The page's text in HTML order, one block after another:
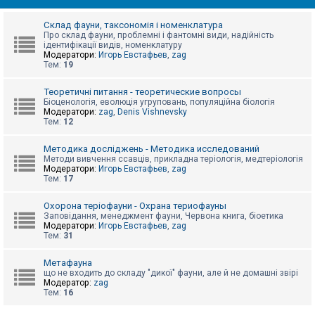
т
р
а
б
е
д
п
о
е
й
Склад фауни, таксономія і номенклатура
Про склад фауни, проблемні і фантомні види, надійність
ідентифікації видів, номенклатуру
Модератори: Игорь Евстафьев, zag
Тем: 19
Теоретичні питання - теоретические вопросы
Біоценологія, еволюція угруповань, популяційна біологія
Модератори: zag, Denis Vishnevsky
Тем: 12
Методика досліджень - Методика исследований
Методи вивчення ссавців, прикладна теріологія, медтеріологія
Модератори: Игорь Евстафьев, zag
Тем: 17
Охорона теріофауни - Охрана териофауны
Заповідання, менеджмент фауни, Червона книга, біоетика
Модератори: Игорь Евстафьев, zag
Тем: 31
Метафауна
що не входить до складу "дикої" фауни, але й не домашні звірі
Модератор: zag
Тем: 16